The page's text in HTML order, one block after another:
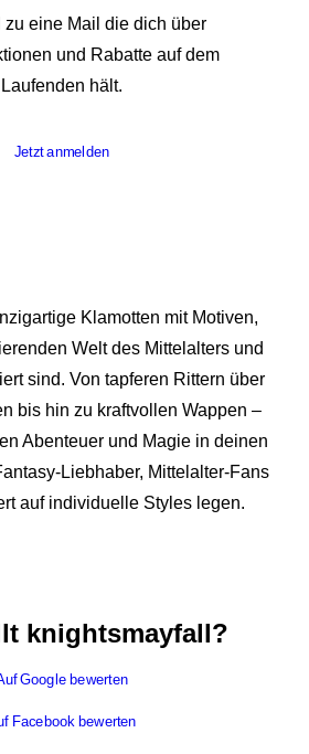
zu eine Mail die dich über
und Rabatte auf dem
Laufenden hält.
Jetzt anmelden
Klamotten mit Motiven,
Welt des Mittelalters und
sind. Von tapferen Rittern über
bis hin zu kraftvollen Wappen –
Abenteuer und Magie in deinen
Liebhaber, Mittelalter-Fans
auf individuelle Styles legen.
knightsmayfall?
Google bewerten
Facebook bewerten